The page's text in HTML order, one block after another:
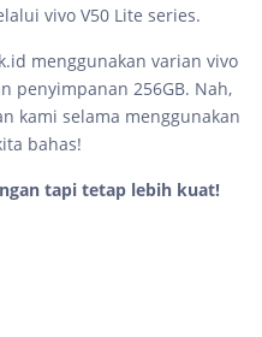
vivo V50 Lite series.
menggunakan varian vivo
penyimpanan 256GB. Nah,
kami selama menggunakan
bahas!
tapi tetap lebih kuat!